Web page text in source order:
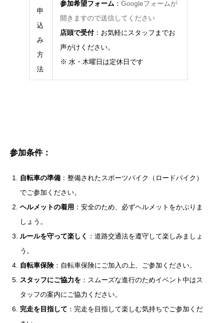
申
込
み
方
法
参加希望フォーム ： Googleフォームが
開きますので送信してください
店頭で受付：お気軽にスタッフまでお
声がけください。
※ 水・木曜日は定休日です
参加条件：
自転車の準備 ：整備されたスポーツバイク（ロードバイク）
でご参加ください。
ヘルメットの着用 ：安全のため、必ずヘルメットをかぶりま
しょう。
ルールを守って楽しく
：道路交通法を遵守して楽しみましょ
う。
自転車保険：自転車保険にご加入の上、ご参加ください。
スタッフにご協力を ：スムーズな進行のためイベント中はス
タッフの案内にご協力ください。
完走を目指して ：完走を目指して楽しむ気持ちでご参加くだ